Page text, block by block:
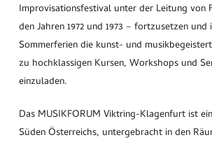
Improvisationsfestival unter der Leitung von
den Jahren 1972 und 1973 – fortzusetzen und
Sommerferien die kunst- und
zu hochklassigen Kursen, Workshops und
einzuladen.
Das MUSIKFORUM Viktring-Klagenfurt ist
Süden Österreichs, untergebracht in den